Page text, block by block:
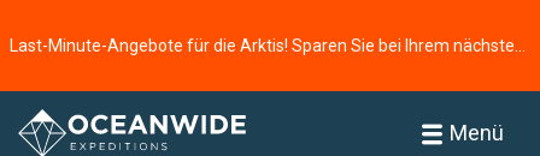
Menü
Startseite